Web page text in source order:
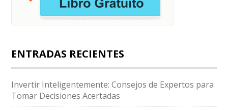
ENTRADAS RECIENTES
Invertir Inteligentemente: Consejos de Expertos para
Tomar Decisiones Acertadas